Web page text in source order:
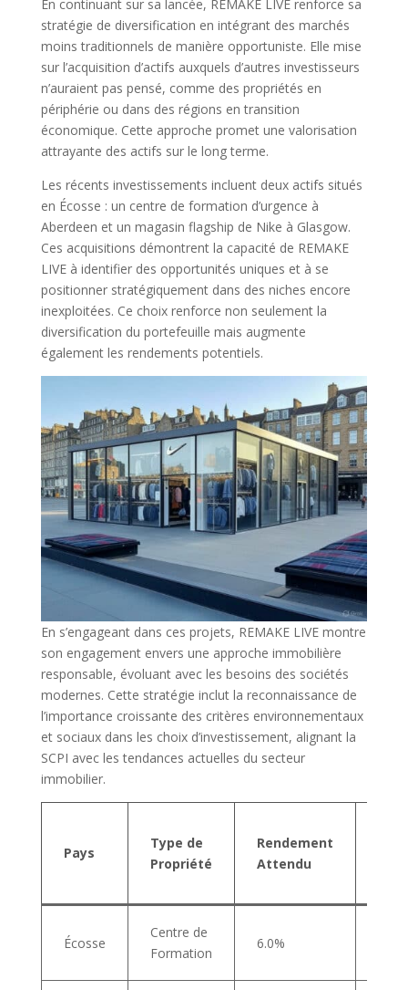
En continuant sur sa lancée, REMAKE LIVE renforce sa
stratégie de diversification en intégrant des marchés
moins traditionnels de manière opportuniste. Elle mise
sur l’acquisition d’actifs auxquels d’autres investisseurs
n’auraient pas pensé, comme des propriétés en
périphérie ou dans des régions en transition
économique. Cette approche promet une valorisation
attrayante des actifs sur le long terme.
Les récents investissements incluent deux actifs situés
en Écosse : un centre de formation d’urgence à
Aberdeen et un magasin flagship de Nike à Glasgow.
Ces acquisitions démontrent la capacité de REMAKE
LIVE à identifier des opportunités uniques et à se
positionner stratégiquement dans des niches encore
inexploitées. Ce choix renforce non seulement la
diversification du portefeuille mais augmente
également les rendements potentiels.
En s’engageant dans ces projets, REMAKE LIVE montre
son engagement envers une approche immobilière
responsable, évoluant avec les besoins des sociétés
modernes. Cette stratégie inclut la reconnaissance de
l’importance croissante des critères environnementaux
et sociaux dans les choix d’investissement, alignant la
SCPI avec les tendances actuelles du secteur
immobilier.
Pays
Type de
Propriété
Rendement
Attendu
Écosse
Centre de
Formation
6.0%